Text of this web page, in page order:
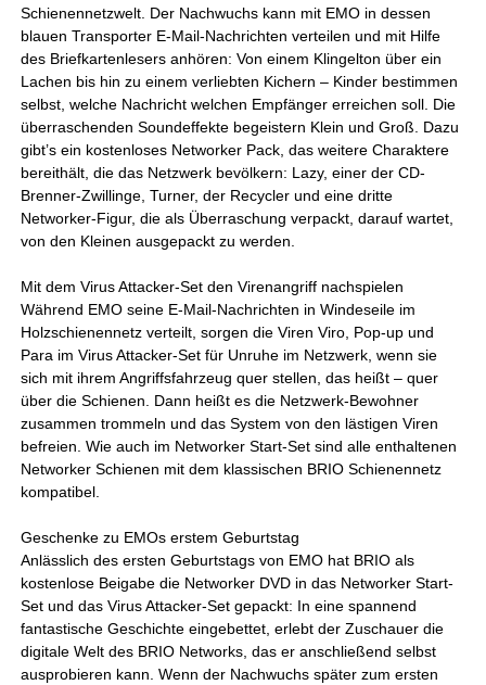
Schienennetzwelt. Der Nachwuchs kann mit EMO in dessen
blauen Transporter E-Mail-Nachrichten verteilen und mit Hilfe
des Briefkartenlesers anhören: Von einem Klingelton über ein
Lachen bis hin zu einem verliebten Kichern – Kinder bestimmen
selbst, welche Nachricht welchen Empfänger erreichen soll. Die
überraschenden Soundeffekte begeistern Klein und Groß. Dazu
gibt’s ein kostenloses Networker Pack, das weitere Charaktere
bereithält, die das Netzwerk bevölkern: Lazy, einer der CD-
Brenner-Zwillinge, Turner, der Recycler und eine dritte
Networker-Figur, die als Überraschung verpackt, darauf wartet,
von den Kleinen ausgepackt zu werden.
Mit dem Virus Attacker-Set den Virenangriff nachspielen
Während EMO seine E-Mail-Nachrichten in Windeseile im
Holzschienennetz verteilt, sorgen die Viren Viro, Pop-up und
Para im Virus Attacker-Set für Unruhe im Netzwerk, wenn sie
sich mit ihrem Angriffsfahrzeug quer stellen, das heißt – quer
über die Schienen. Dann heißt es die Netzwerk-Bewohner
zusammen trommeln und das System von den lästigen Viren
befreien. Wie auch im Networker Start-Set sind alle enthaltenen
Networker Schienen mit dem klassischen BRIO Schienennetz
kompatibel.
Geschenke zu EMOs erstem Geburtstag
Anlässlich des ersten Geburtstags von EMO hat BRIO als
kostenlose Beigabe die Networker DVD in das Networker Start-
Set und das Virus Attacker-Set gepackt: In eine spannend
fantastische Geschichte eingebettet, erlebt der Zuschauer die
digitale Welt des BRIO Networks, das er anschließend selbst
ausprobieren kann. Wenn der Nachwuchs später zum ersten